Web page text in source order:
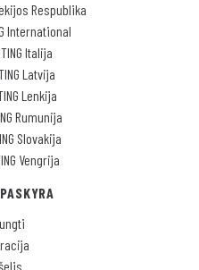
Respublika
International
Italija
Latvija
Lenkija
Rumunija
Slovakija
Vengrija